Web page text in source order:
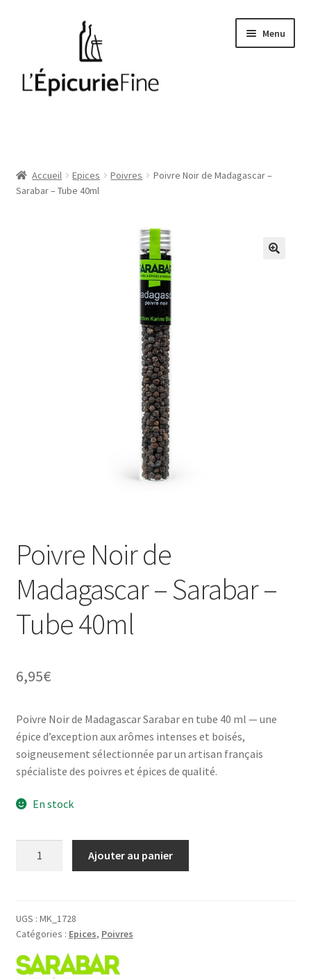
navigation
Menu
Huiles et vinaigres
Accueil Epices Poivres
Poivre Noir de Madagascar –
Sarabar – Tube 40ml
Poivre Noir de
Madagascar – Sarabar –
Tube 40ml
6,95€
Poivre Noir de Madagascar Sarabar en tube 40 ml — une
épice d’exception aux arômes intenses et boisés,
soigneusement sélectionnée par un artisan français
spécialiste des poivres et épices de qualité.
En stock
de
Madagascar
Sarabar
Ajouter au panier
UGS : MK_1728
Catégories : Epices, Poivres